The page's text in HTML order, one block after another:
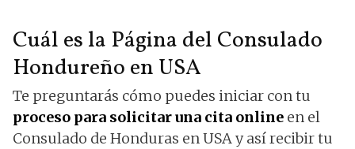
Cuál es la Página del Consulado
Hondureño en USA
Te preguntarás cómo puedes iniciar con tu
proceso para solicitar una cita online en el
Consulado de Honduras en USA y así recibir tu